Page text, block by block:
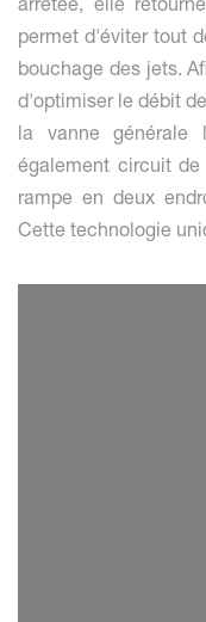
permet d'éviter tout
bouchage des jets.
d'optimiser le débit
la vanne générale
également circuit
rampe en deux
Cette technologie